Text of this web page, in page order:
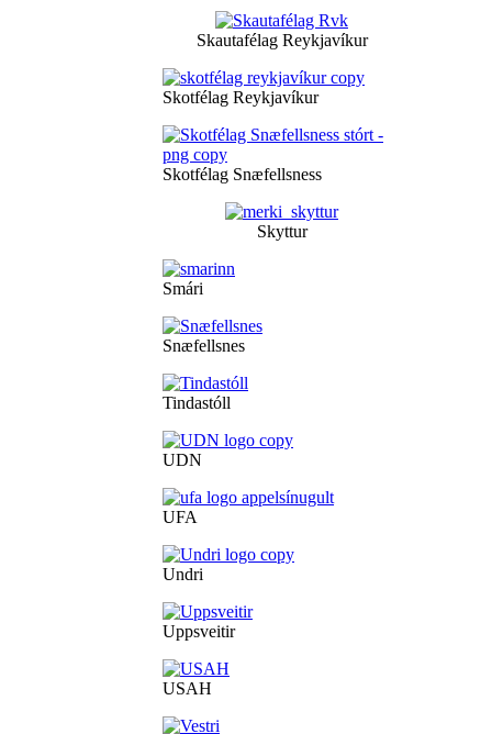
Skautafélag Reykjavíkur
Skotfélag Reykjavíkur
Skotfélag Snæfellsness
Skyttur
Smári
Snæfellsnes
Tindastóll
UDN
UFA
Undri
Uppsveitir
USAH